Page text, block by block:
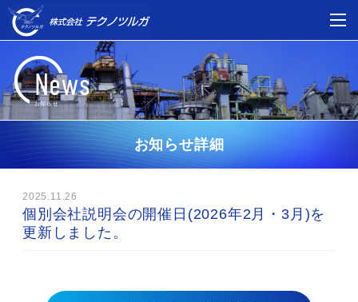
News
お知らせ
お知らせ詳細
2025.11.26
個別会社説明会の開催日(2026年2月・3月)を
更新しました。